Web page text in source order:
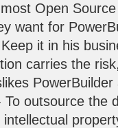
Open
want for
it in his
carries the
To outsource the
intellectual